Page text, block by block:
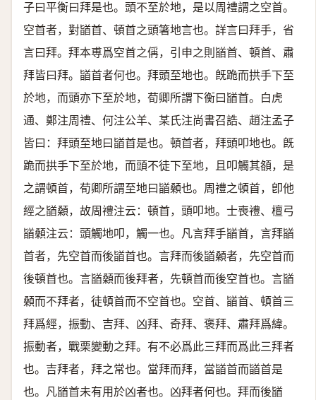
子曰平衡曰拜是也。頭不至於地，是以周禮謂之空首。
空首者，對䭫首、頓首之頭箸地言也。詳言曰拜手，省
言曰拜。拜本尃爲空首之偁，引申之則䭫首、頓首、肅
拜皆曰拜。䭫首者何也。拜頭至地也。旣跪而拱手下至
於地，而頭亦下至於地，荀卿所謂下衡曰䭫首。白虎
通、鄭注周禮、何注公羊、某氏注尚書召誥、趙注孟子
皆曰：拜頭至地曰䭫首是也。頓首者，拜頭叩地也。旣
跪而拱手下至於地，而頭不徒下至地，且叩觸其頟，是
之謂頓首，荀卿所謂至地曰䭫顙也。周禮之頓首，卽他
經之䭫顙，故周禮注云：頓首，頭叩地。士喪禮、檀弓
䭫顙注云：頭觸地叩，觸一也。凡言拜手䭫首，言拜䭫
首者，先空首而後䭫首也。言拜而後䭫顙者，先空首而
後頓首也。言䭫顙而後拜者，先頓首而後空首也。言䭫
顙而不拜者，徒頓首而不空首也。空首、䭫首、頓首三
拜爲經，振動、吉拜、凶拜、奇拜、褒拜、肅拜爲緯。
振動者，戰栗變動之拜。有不必爲此三拜而爲此三拜者
也。吉拜者，拜之常也。當拜而拜，當䭫首而䭫首是
也。凡䭫首未有用於凶者也。凶拜者何也。拜而後䭫